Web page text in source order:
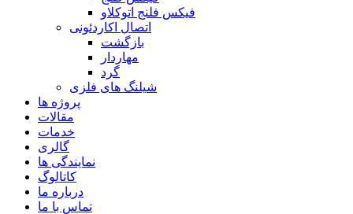
فیکس فلنج اتوکلاو
اتصال اکاردئونی
بازگشت
مهاردار
گرد
شیلنگ های فلزی
پروژه ها
مقالات
خدمات
گالری
نمایندگی ها
کاتالوگ
درباره ما
تماس با ما